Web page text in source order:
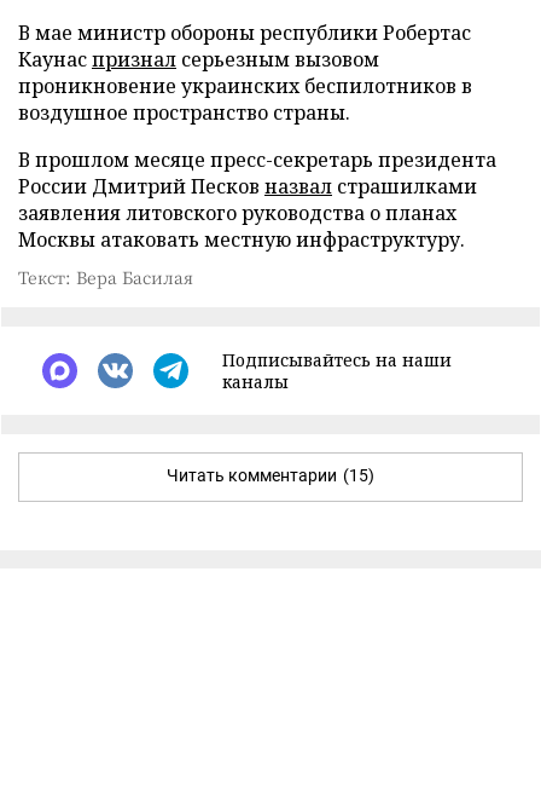
В мае министр обороны республики Робертас
Каунаспризнал серьезным вызовом
проникновение украинских беспилотников в
воздушное пространство страны.
В прошлом месяце пресс-секретарь президента
России Дмитрий Песков назвал страшилками
заявления литовского руководства о планах
Москвы атаковать местную инфраструктуру.
Текст: Вера Басилая
Подписывайтесь на наши
каналы
Читать комментарии (15)